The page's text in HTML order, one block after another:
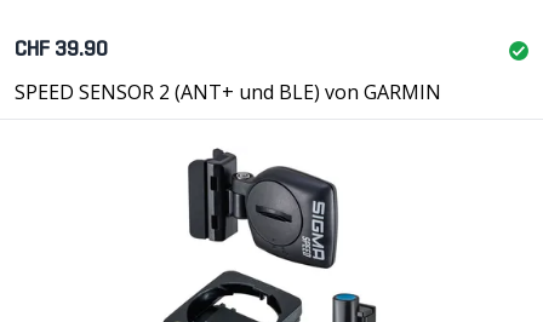
CHF 39.90
SPEED SENSOR 2 (ANT+ und BLE) von GARMIN